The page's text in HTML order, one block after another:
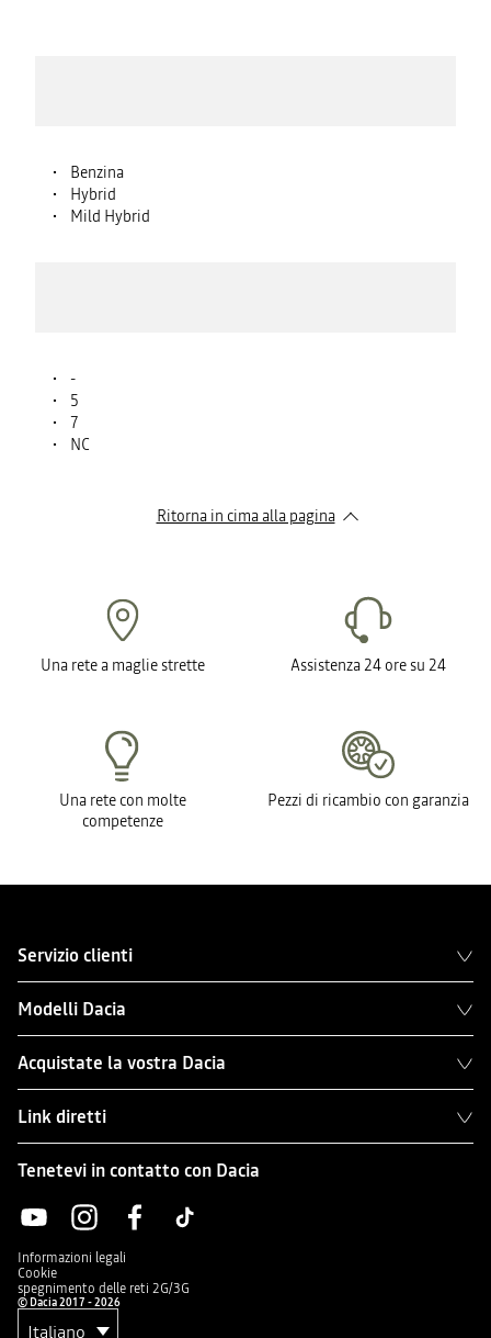
Benzina
Hybrid
Mild Hybrid
-
5
7
NC
Ritorna in cima alla pagina
Una rete a maglie strette Assistenza 24 ore su 24
Una rete con molte
competenze
Pezzi di ricambio con garanzia
Servizio clienti
Modelli Dacia
Acquistate la vostra Dacia
Link diretti
Tenetevi in contatto con Dacia
Informazioni legali
Cookie
spegnimento delle reti 2G/3G
© Dacia 2017 - 2026